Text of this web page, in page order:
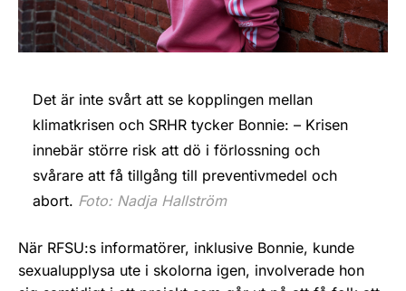
Det är inte svårt att se kopplingen mellan
klimatkrisen och SRHR tycker Bonnie: – Krisen
innebär större risk att dö i förlossning och
svårare att få tillgång till preventivmedel och
abort. Foto: Nadja Hallström
När RFSU:s informatörer, inklusive Bonnie, kunde
sexualupplysa ute i skolorna igen, involverade hon